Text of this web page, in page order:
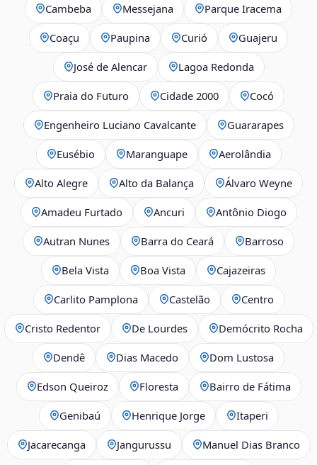
Cambeba Messejana Parque Iracema
Coaçu Paupina Curió Guajeru
José de Alencar Lagoa Redonda
Praia do Futuro Cidade 2000 Cocó
Engenheiro Luciano Cavalcante Guararapes
Eusébio Maranguape Aerolândia
Alto Alegre Alto da Balança Álvaro Weyne
Amadeu Furtado Ancuri Antônio Diogo
Autran Nunes Barra do Ceará Barroso
Bela Vista Boa Vista Cajazeiras
Carlito Pamplona Castelão Centro
Cristo Redentor De Lourdes Demócrito Rocha
Dendê Dias Macedo Dom Lustosa
Edson Queiroz Floresta Bairro de Fátima
Genibaú Henrique Jorge Itaperi
Jacarecanga Jangurussu Manuel Dias Branco